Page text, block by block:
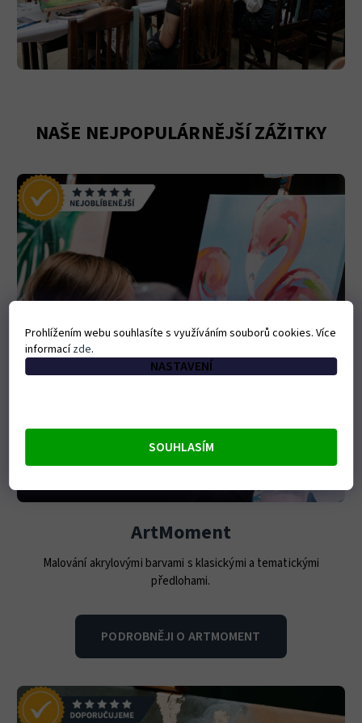
NAŠE NEJPOPULÁRNĚJŠÍ ZÁŽITKY
ArtMoment
Malování akrylovými barvami s klasickými a tematickými
předlohami.
PODROBNĚJI O ARTMOMENT
Prohlížením webu souhlasíte s využíváním souborů cookies. Více
informacízde.
NASTAVENÍ
SOUHLASÍM